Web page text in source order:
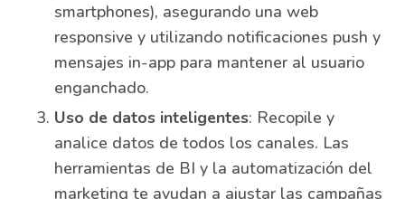
smartphones), asegurando una web
responsive y utilizando notificaciones push y
mensajes in-app para mantener al usuario
enganchado.
Uso de datos inteligentes: Recopile y
analice datos de todos los canales. Las
herramientas de BI y la automatización del
marketing te ayudan a ajustar las campañas